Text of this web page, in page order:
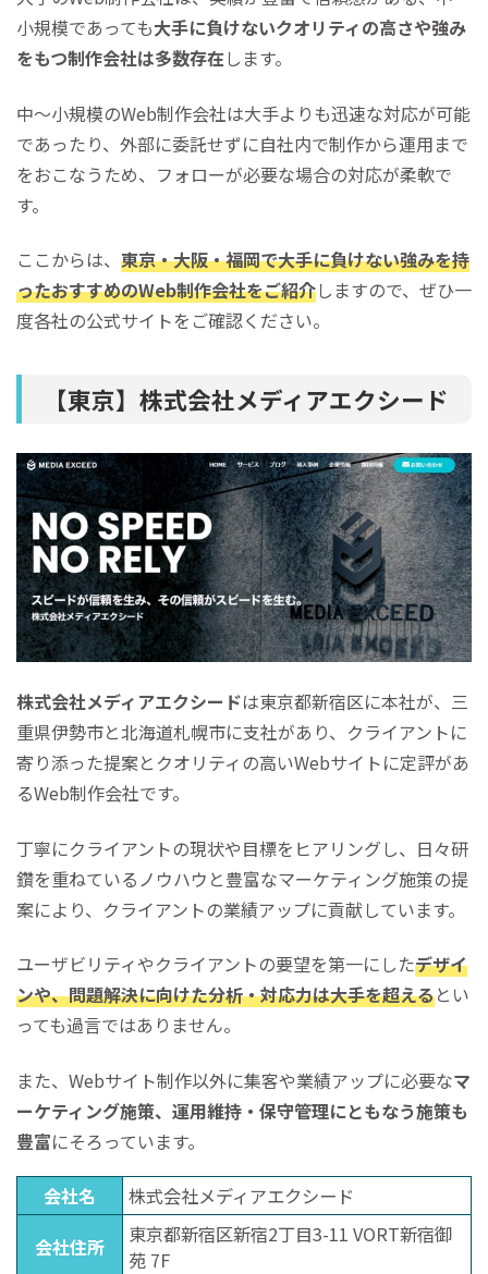
小規模であっても大手に負けないクオリティの高さや強み
をもつ制作会社は多数存在します。
中～小規模のWeb制作会社は大手よりも迅速な対応が可能
であったり、外部に委託せずに自社内で制作から運用まで
をおこなうため、フォローが必要な場合の対応が柔軟で
す。
ここからは、 東京・大阪・福岡で大手に負けない強みを持
ったおすすめのWeb制作会社をご紹介しますので、ぜひ一
度各社の公式サイトをご確認ください。
【東京】株式会社メディアエクシード
株式会社メディアエクシードは東京都新宿区に本社が、三
重県伊勢市と北海道札幌市に支社があり、クライアントに
寄り添った提案とクオリティの高いWebサイトに定評があ
るWeb制作会社です。
丁寧にクライアントの現状や目標をヒアリングし、日々研
鑽を重ねているノウハウと豊富なマーケティング施策の提
案により、クライアントの業績アップに貢献しています。
ユーザビリティやクライアントの要望を第一にしたデザイ
ンや、問題解決に向けた分析・対応力は大手を超えるとい
っても過言ではありません。
また、Webサイト制作以外に集客や業績アップに必要なマ
ーケティング施策、運用維持・保守管理にともなう施策も
豊富にそろっています。
会社名
株式会社メディアエクシード
会社住所
東京都新宿区新宿2丁目3-11 VORT新宿御
苑 7F